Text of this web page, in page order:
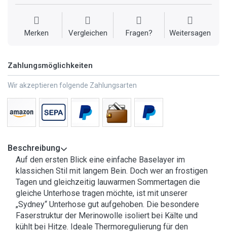
Merken Vergleichen Fragen? Weitersagen
Zahlungsmöglichkeiten
Wir akzeptieren folgende Zahlungsarten
Beschreibung
Auf den ersten Blick eine einfache Baselayer im
klassichen Stil mit langem Bein. Doch wer an frostigen
Tagen und gleichzeitig lauwarmen Sommertagen die
gleiche Unterhose tragen möchte, ist mit unserer
„Sydney“ Unterhose gut aufgehoben. Die besondere
Faserstruktur der Merinowolle isoliert bei Kälte und
kühlt bei Hitze. Ideale Thermoregulierung für den